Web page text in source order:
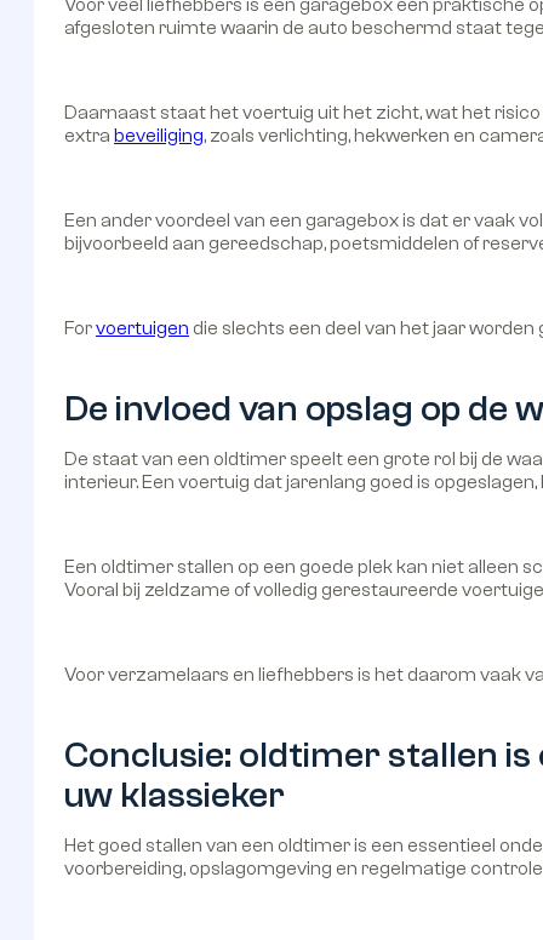
Voor veel liefhebbers is een garagebox een praktische
afgesloten ruimte waarin de auto beschermd staat
Daarnaast staat het voertuig uit het zicht, wat het
extra beveiliging, zoals verlichting, hekwerken en
Een ander voordeel van een garagebox is dat er vaak
bijvoorbeeld aan gereedschap, poetsmiddelen of
Forvoertuigen die slechts een deel van het jaar
De invloed van opslag op de
De staat van een oldtimer speelt een grote rol bij de
interieur. Een voertuig dat jarenlang goed is
Een oldtimer stallen op een goede plek kan niet alleen
Vooral bij zeldzame of volledig gerestaureerde
Voor verzamelaars en liefhebbers is het daarom vaak
Conclusie: oldtimer stallen
uw klassieker
Het goed stallen van een oldtimer is een essentieel
voorbereiding, opslagomgeving en regelmatige